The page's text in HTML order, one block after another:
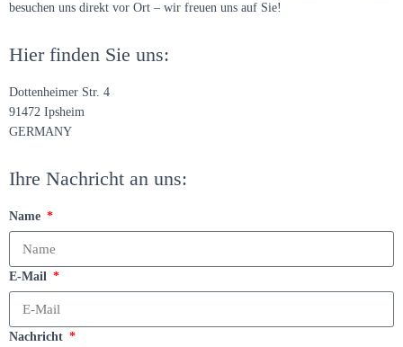
besuchen uns direkt vor Ort – wir freuen uns auf Sie!
Hier finden Sie uns:
Dottenheimer Str. 4
91472 Ipsheim
GERMANY
Ihre Nachricht an uns:
Name
E-Mail
Nachricht